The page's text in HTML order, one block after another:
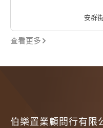
查看更多
安群
伯樂置業顧問行有限